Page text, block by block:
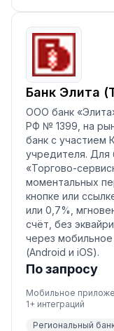
Банк Элита
ООО банк
РФ № 1399, на
банк с участием
учредителя. Для
«Торгово-
моментальных
кнопке или
или 0,7%,
счёт, без
через
(Android и iOS).
По запросу
Мобильное
1+ интеграций
Региональный